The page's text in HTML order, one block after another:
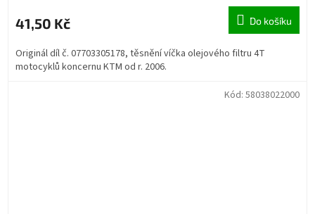
41,50 Kč Do košíku
Originál díl č. 07703305178, těsnění víčka olejového filtru 4T
motocyklů koncernu KTM od r. 2006.
Kód: 58038022000